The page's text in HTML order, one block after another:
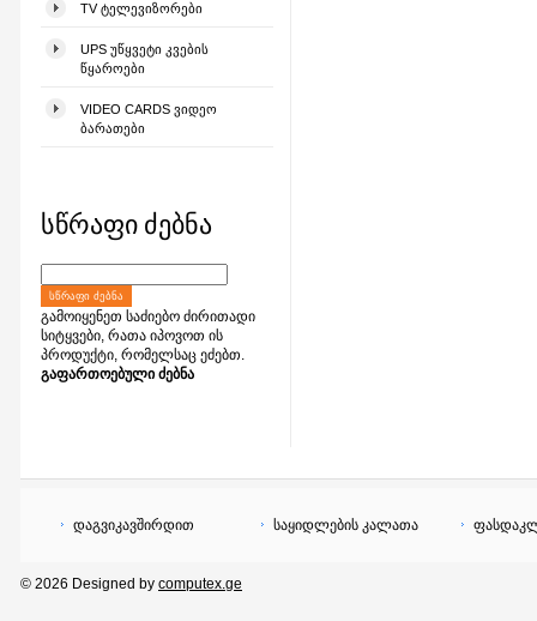
TV ᲢᲔᲚᲔᲕᲘᲖᲝᲠᲔᲑᲘ
UPS ᲣᲬᲧᲕᲔᲢᲘ ᲙᲕᲔᲑᲘᲡ
ᲬᲧᲐᲠᲝᲔᲑᲘ
VIDEO CARDS ᲕᲘᲓᲔᲝ
ᲑᲐᲠᲐᲗᲔᲑᲘ
სწრაფი ძებნა
ᲡᲬᲠᲐᲤᲘ ᲫᲔᲑᲜᲐ
გამოიყენეთ საძიებო ძირითადი
სიტყვები, რათა იპოვოთ ის
პროდუქტი, რომელსაც ეძებთ.
გაფართოებული ძებნა
დაგვიკავშირდით საყიდლების კალათა
© 2026 Designed by computex.ge